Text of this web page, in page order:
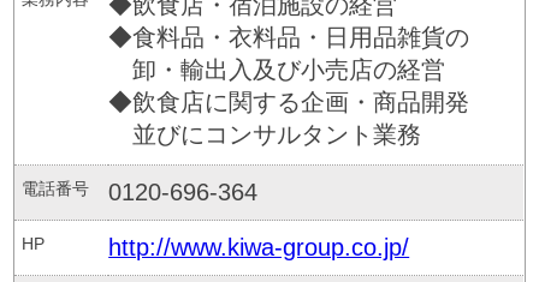
◆食料品・衣料品・日用品雑貨の
卸・輸出入及び小売店の経営
◆飲食店に関する企画・商品開発
並びにコンサルタント業務
電話番号 0120-696-364
HP http://www.kiwa-group.co.jp/